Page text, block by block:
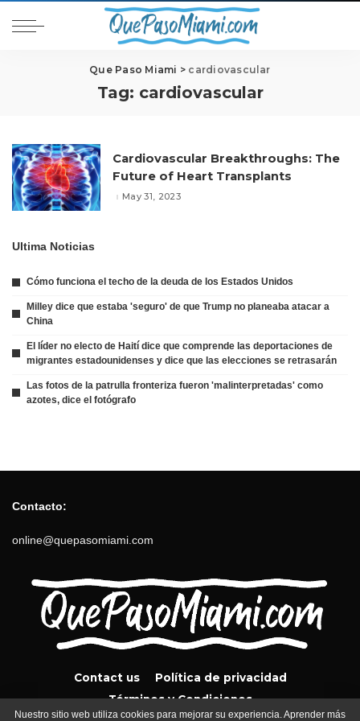
Que Paso Miami > cardiovascular
Tag: cardiovascular
Cardiovascular Breakthroughs: The
Future of Heart Transplants
May 31, 2023
Ultima Noticias
Cómo funciona el techo de la deuda de los Estados Unidos
Milley dice que estaba 'seguro' de que Trump no planeaba atacar a
China
El líder no electo de Haití dice que comprende las deportaciones de
migrantes estadounidenses y dice que las elecciones se retrasarán
Las fotos de la patrulla fronteriza fueron 'malinterpretadas' como
azotes, dice el fotógrafo
Contacto:
online@quepasomiami.com
Contact us
Política de privacidad
Términos y Condiciones
Nuestro sitio web utiliza cookies para mejorar su experiencia. Aprender más